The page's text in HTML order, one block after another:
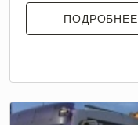
ПОДРОБНЕЕ